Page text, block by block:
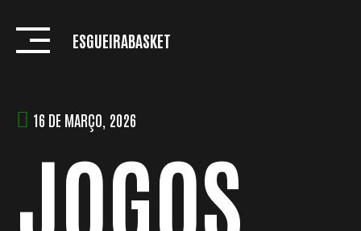
content
ESGUEIRABASKET
16 DE MARÇO, 2026
JOGOS